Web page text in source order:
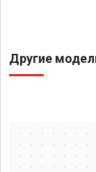
Другие